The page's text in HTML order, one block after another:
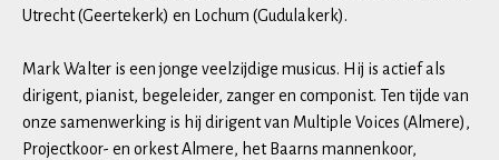
Utrecht (Geertekerk) en Lochum (Gudulakerk).
Mark Walter is een jonge veelzijdige musicus. Hij is actief als
dirigent, pianist, begeleider, zanger en componist. Ten tijde van
onze samenwerking is hij dirigent van Multiple Voices (Almere),
Projectkoor- en orkest Almere, het Baarns mannenkoor,